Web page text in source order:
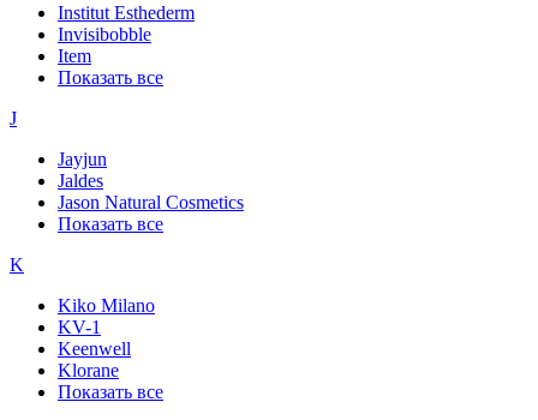
Institut Esthederm
Invisibobble
Item
Показать все
J
Jayjun
Jaldes
Jason Natural Cosmetics
Показать все
K
Kiko Milano
KV-1
Keenwell
Klorane
Показать все